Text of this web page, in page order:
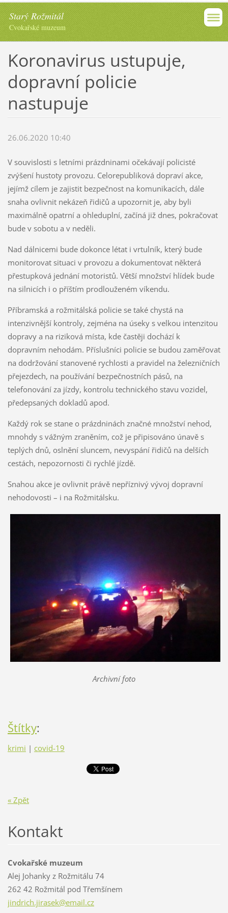
Starý Rožmitál
Cvokařské muzeum
Koronavirus ustupuje,
dopravní policie
nastupuje
26.06.2020 10:40
V souvislosti s letními prázdninami očekávají policisté
zvýšení hustoty provozu. Celorepubliková dopraví akce,
jejímž cílem je zajistit bezpečnost na komunikacích, dále
snaha ovlivnit nekázeň řidičů a upozornit je, aby byli
maximálně opatrní a ohleduplní, začíná již dnes, pokračovat
bude v sobotu a v neděli.
Nad dálnicemi bude dokonce létat i vrtulník, který bude
monitorovat situaci v provozu a dokumentovat některá
přestupková jednání motoristů. Větší množství hlídek bude
na silnicích i o příštím prodlouženém víkendu.
Příbramská a rožmitálská policie se také chystá na
intenzivnější kontroly, zejména na úseky s velkou intenzitou
dopravy a na riziková místa, kde častěji dochází k
dopravním nehodám. Příslušníci policie se budou zaměřovat
na dodržování stanovené rychlosti a pravidel na železničních
přejezdech, na používání bezpečnostních pásů, na
telefonování za jízdy, kontrolu technického stavu vozidel,
předepsaných dokladů apod.
Každý rok se stane o prázdninách značné množství nehod,
mnohdy s vážným zraněním, což je připisováno únavě s
teplých dnů, oslnění sluncem, nevyspání řidičů na delších
cestách, nepozornosti či rychlé jízdě.
Snahou akce je ovlivnit právě nepříznivý vývoj dopravní
nehodovosti – i na Rožmitálsku.
Archivní foto
Štítky:
krimi | covid-19
« Zpět
Kontakt
Cvokařské muzeum
Alej Johanky z Rožmitálu 74
262 42 Rožmitál pod Třemšínem
jindrich.jirasek@email.cz